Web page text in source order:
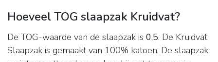
Hoeveel TOG slaapzak Kruidvat?
De TOG-waarde van de slaapzak is 0,5. De Kruidvat
Slaapzak is gemaakt van 100% katoen. De slaapzak